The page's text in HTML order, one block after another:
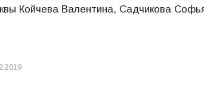
Койчева Валентина, Садчикова